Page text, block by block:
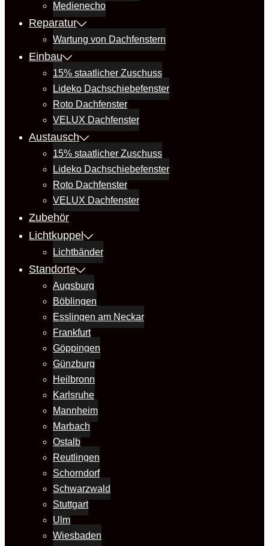
Medienecho
Reparatur
Wartung von Dachfenstern
Einbau
15% staatlicher Zuschuss
Lideko Dachschiebefenster
Roto Dachfenster
VELUX Dachfenster
Austausch
15% staatlicher Zuschuss
Lideko Dachschiebefenster
Roto Dachfenster
VELUX Dachfenster
Zubehör
Lichtkuppel
Lichtbänder
Standorte
Augsburg
Böblingen
Esslingen am Neckar
Frankfurt
Göppingen
Günzburg
Heilbronn
Karlsruhe
Mannheim
Marbach
Ostalb
Reutlingen
Schorndorf
Schwarzwald
Stuttgart
Ulm
Wiesbaden